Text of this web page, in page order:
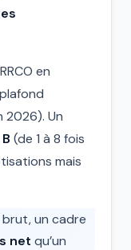
en
2026). Un
(de 1 à 8 fois
mais
brut, un cadre
net qu’un